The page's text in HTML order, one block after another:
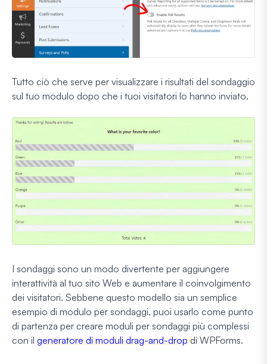
Tutto ciò che serve per visualizzare i risultati del sondaggio
sul tuo modulo dopo che i tuoi visitatori lo hanno inviato.
I sondaggi sono un modo divertente per aggiungere
interattività al tuo sito Web e aumentare il coinvolgimento
dei visitatori. Sebbene questo modello sia un semplice
esempio di modulo per sondaggi, puoi usarlo come punto
di partenza per creare moduli per sondaggi più complessi
con il generatore di moduli drag-and-drop di WPForms.